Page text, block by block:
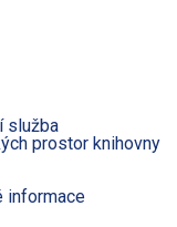
služba
prostor knihovny
informace